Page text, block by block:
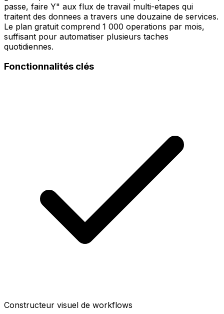
passe, faire Y" aux flux de travail multi-etapes qui
traitent des donnees a travers une douzaine de services.
Le plan gratuit comprend 1 000 operations par mois,
suffisant pour automatiser plusieurs taches
quotidiennes.
Fonctionnalités clés
Constructeur visuel de workflows